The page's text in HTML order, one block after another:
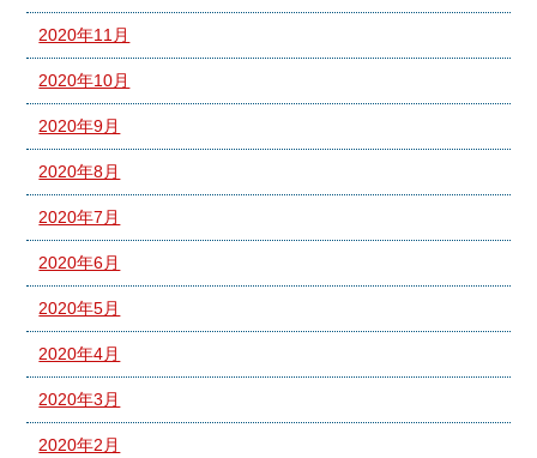
2020年11月
2020年10月
2020年9月
2020年8月
2020年7月
2020年6月
2020年5月
2020年4月
2020年3月
2020年2月